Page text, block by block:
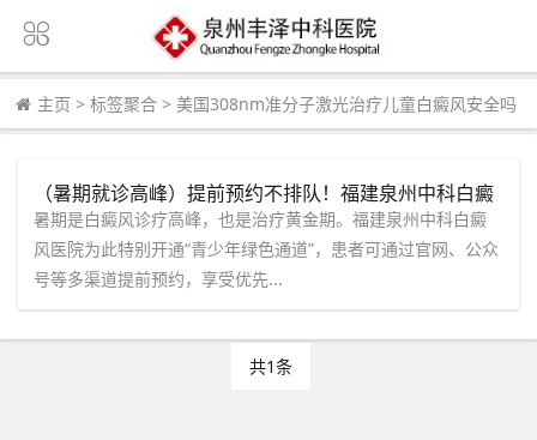
主页 > 标签聚合 > 美国308nm准分子激光治疗儿童白癜风安全吗
（暑期就诊高峰）提前预约不排队！福建泉州中科白癜
风医院开通绿色通道护航青少年康复
暑期是白癜风诊疗高峰，也是治疗黄金期。福建泉州中科白癜
风医院为此特别开通“青少年绿色通道”，患者可通过官网、公众
号等多渠道提前预约，享受优先...
共1条